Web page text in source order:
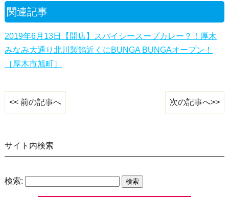
関連記事
2019年6月13日【開店】スパイシースープカレー？！厚木
みなみ大通り北川製餡近くにBUNGA BUNGAオープン！
［厚木市旭町］
<< 前の記事へ 次の記事へ>>
サイト内検索
検索: